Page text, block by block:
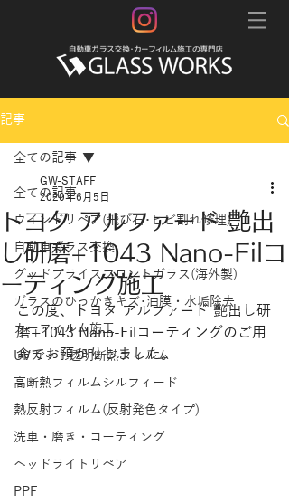
記事
全ての記事
ウインドリペア(飛び石･ヒビ割れ修理)
自動車ガラス交換
グッドプライスフロントガラス(海外製)
ガラスのひっかきキズ･油膜・水垢除去
カーフィルム施工
UVカット透明断熱フィルム
高断熱フィルムシルフィード
熱反射フィルム(反射発色タイプ)
洗車・磨き・コーティング
ヘッドライトリペア
PPF
全ての記事
トヨタ アルファード 艶出
し研磨+1043 Nano-Filコ
ーティング施工
GW-STAFF
2020年6月5日
この度、トヨタ アルファード 艶出し研
磨+1043 Nano-Filコーティングのご用
命でお預かりしました。